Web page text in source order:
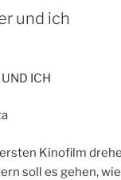
und ich
ICH
Kinofilm
soll es gehen,